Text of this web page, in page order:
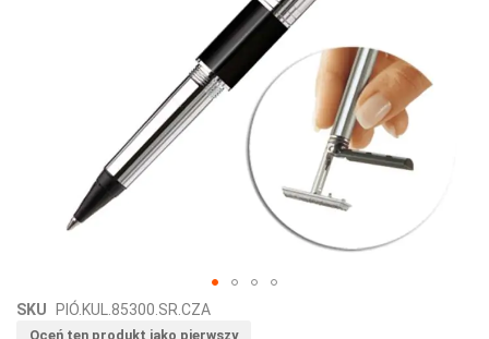
Przejdź
na
SKU PIÓ.KUL.85300.SR.CZA
Oceń ten produkt jako pierwszy